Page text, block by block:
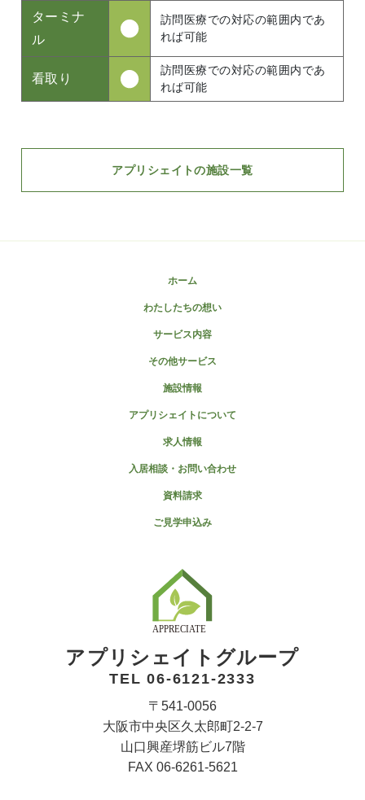
ターミナ
ル
訪問医療での対応の範囲内であ
れば可能
看取り
訪問医療での対応の範囲内であ
れば可能
アプリシェイトの施設一覧
ホーム
わたしたちの想い
サービス内容
その他サービス
施設情報
アプリシェイトについて
求人情報
入居相談・お問い合わせ
資料請求
ご見学申込み
アプリシェイトグループ
TEL 06-6121-2333
〒541-0056
大阪市中央区久太郎町2-2-7
山口興産堺筋ビル7階
FAX 06-6261-5621